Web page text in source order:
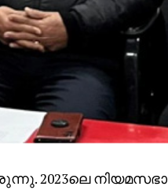
2023ലെ നിയമസഭാ